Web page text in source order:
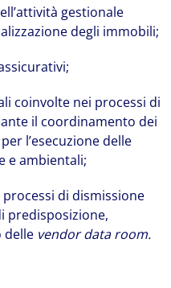
gestionale
degli immobili;
coinvolte nei processi di
il coordinamento dei
l’esecuzione delle
e ambientali;
di dismissione
predisposizione,
delle vendor data room.